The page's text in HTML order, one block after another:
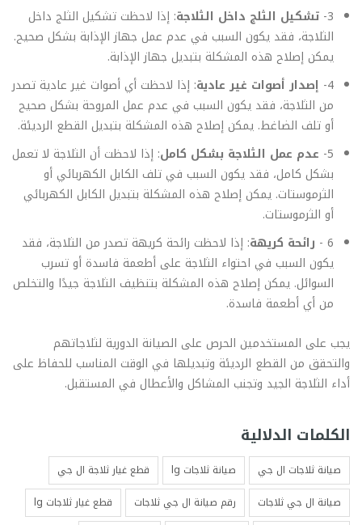
3- تشكيل الثلج داخل الثلاجة: إذا لاحظت تشكيل الثلج داخل
الثلاجة، فقد يكون السبب في عدم عمل جهاز الإذابة بشكل صحيح.
يمكن إصلاح هذه المشكلة بتبديل جهاز الإذابة.
4- إصدار أصوات غير عادية: إذا لاحظت أي أصوات غير عادية تصدر
من الثلاجة، فقد يكون السبب في عدم عمل المروحة بشكل صحيح
أو تلف الضاغط. يمكن إصلاح هذه المشكلة بتبديل القطع الرديئة.
5- عدم عمل الثلاجة بشكل كامل: إذا لاحظت أن الثلاجة لا تعمل
بشكل كامل، فقد يكون السبب في تلف الكابل الكهربائي أو
الثرموستات. يمكن إصلاح هذه المشكلة بتبديل الكابل الكهربائي
أو الثرموستات.
6 - رائحة كريهة: إذا لاحظت رائحة كريهة تصدر من الثلاجة، فقد
يكون السبب في احتواء الثلاجة على أطعمة فاسدة أو تسرب
السوائل. يمكن إصلاح هذه المشكلة بتنظيف الثلاجة جيدًا والتخلص
من أي أطعمة فاسدة.
يجب على المستخدمين الحرص على الصيانة الدورية لثلاجاتهم
والتحقق من القطع الرديئة وتبديلها في الوقت المناسب للحفاظ على
أداء الثلاجة الجيد وتجنب المشاكل والأعطال في المستقبل.
الكلمات الدلالية
صيانة ثلاجات ال جي صيانة ثلاجات lg
قطع غيار ثلاجة ال جي
صيانة ال جي ثلاجات
رقم صيانة ال جي ثلاجات
قطع غيار ثلاجات lg